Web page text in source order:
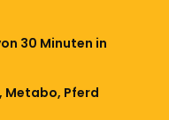
30 Minuten in
Metabo, Pferd